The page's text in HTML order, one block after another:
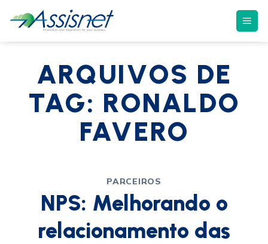
ARQUIVOS DE
TAG: RONALDO
FAVERO
PARCEIROS
NPS: Melhorando o
relacionamento das